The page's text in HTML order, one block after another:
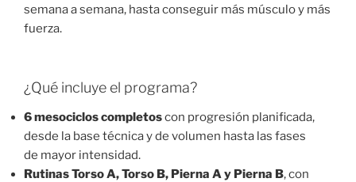
semana a semana, hasta conseguir más músculo y más
fuerza.
¿Qué incluye el programa?
6 mesociclos completoscon progresión planificada,
desde la base técnica y de volumen hasta las fases
de mayor intensidad.
Rutinas Torso A, Torso B, Pierna A y Pierna B, con